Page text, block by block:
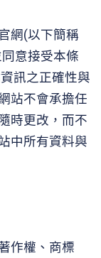
網(以下簡稱
意接受本條
訊之正確性與
站不會承擔任
時更改，而不
中所有資料與
作權、商標